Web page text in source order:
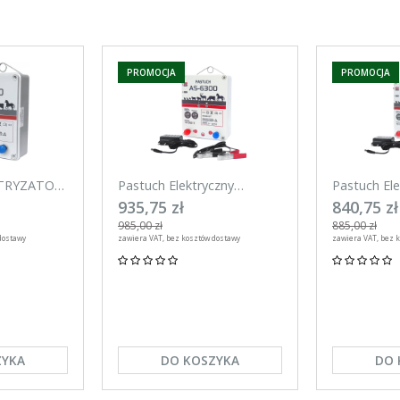
S-
Pastuch Elektryczny
Elektryzator uniwersalny
Pomelac AS-6300 6,3Jula
935,75 zł
985,00 zł
zawiera VAT, bez kosztów dostawy
DO KOSZYKA
PROMOCJA
Pastuch
Pomelac
840,75 zł
885,00 zł
zawiera VAT, bez
DO
PROMOCJA